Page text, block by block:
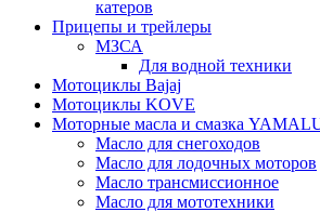
катеров
Прицепы и трейлеры
МЗСА
Для водной техники
Мотоциклы Bajaj
Мотоциклы KOVE
Моторные масла и смазка
Масло для снегоходов
Масло для лодочных моторов
Масло трансмиссионное
Масло для мототехники